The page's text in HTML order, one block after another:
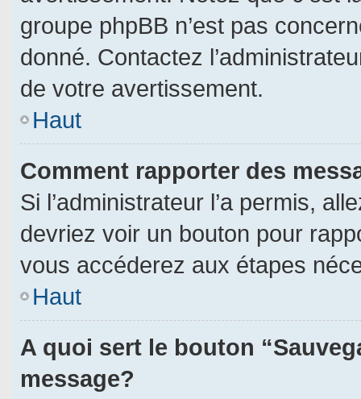
groupe phpBB n’est pas
donné. Contactez
de votre avertissement.
Haut
Comment rapporter des
Si l’administrateur l’a permis,
devriez voir un bouton pour
vous accéderez aux étapes
Haut
A quoi sert le bouton
message?